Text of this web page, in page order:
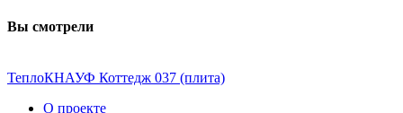
Вы смотрели
ТеплоКНАУФ Коттедж 037 (плита)
О проекте